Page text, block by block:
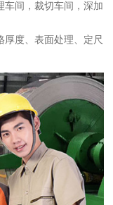
车间，裁切车间，深加
厚度、表面处理、定尺